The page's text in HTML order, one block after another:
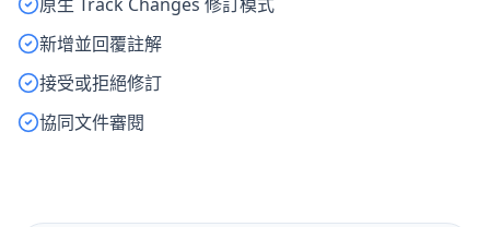
新增並回覆註解
接受或拒絕修訂
協同文件審閱